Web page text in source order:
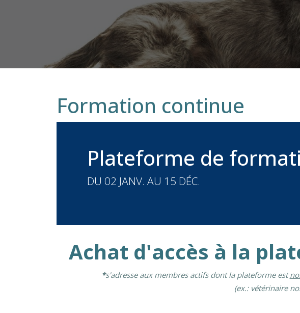
Formation continue
Plateforme de
DU 02 JANV. AU 15 DÉC.
Achat d'accès à la
*s'adresse aux membres actifs dont la plateforme est
(ex.: vétérinaire